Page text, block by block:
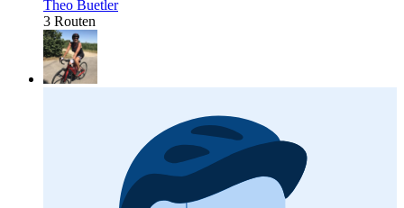
Theo Buetler
3 Routen